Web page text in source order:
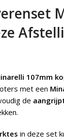
107mm
met een
de
in deze set